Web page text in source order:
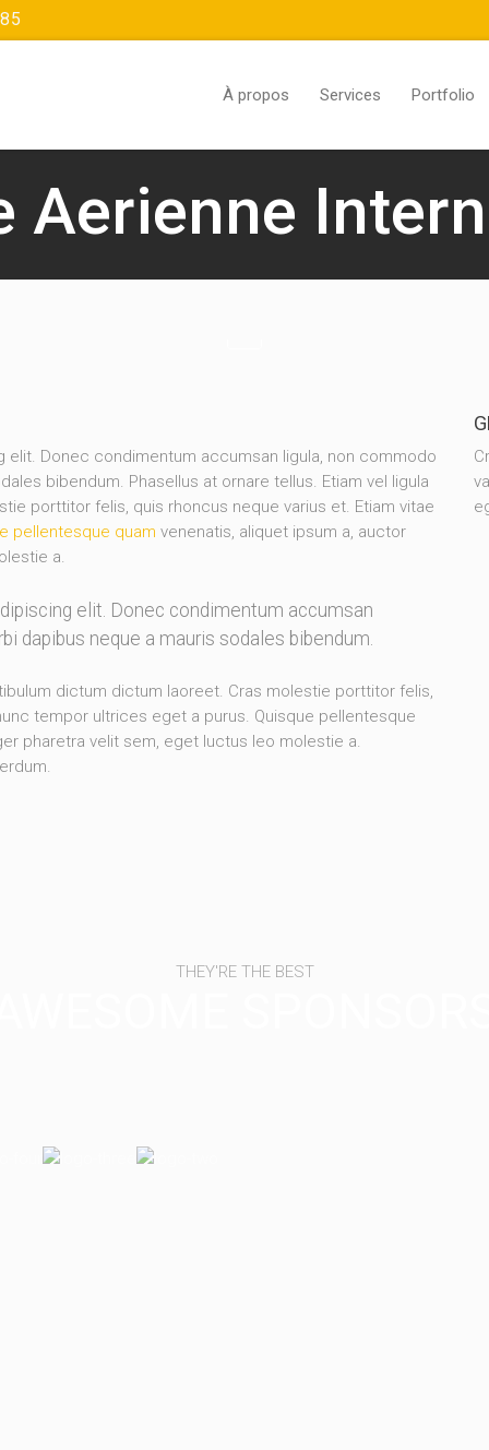
À propos Services Portfolio
Aerienne
Donec condimentum accumsan ligula, non commodo
bibendum. Phasellus at ornare tellus. Etiam vel ligula
porttitor felis, quis rhoncus neque varius et. Etiam vitae
pellentesque quam venenatis, aliquet ipsum a, auctor
a.
elit. Donec condimentum accumsan
dapibus neque a mauris sodales bibendum.
dictum dictum laoreet. Cras molestie porttitor felis,
tempor ultrices eget a purus. Quisque pellentesque
pharetra velit sem, eget luctus leo molestie a.
THEY'RE THE BEST